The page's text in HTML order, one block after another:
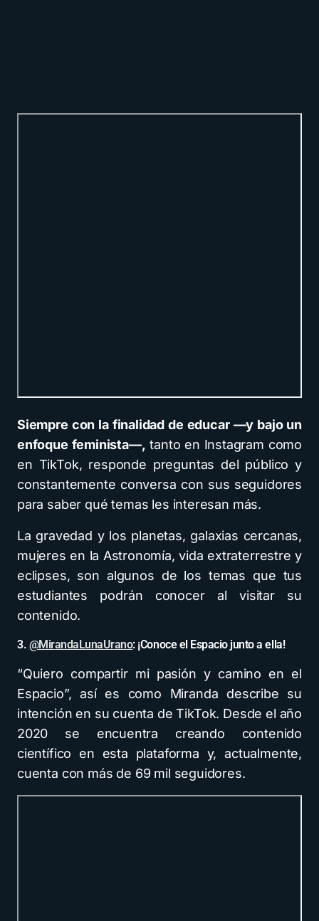
Siempre con la finalidad de educar —y bajo un
enfoque feminista—, tanto en Instagram como
en TikTok, responde preguntas del público y
constantemente conversa con sus seguidores
para saber qué temas les interesan más.
La gravedad y los planetas, galaxias cercanas,
mujeres en la Astronomía, vida extraterrestre y
eclipses, son algunos de los temas que tus
estudiantes podrán conocer al visitar su
contenido.
3. @MirandaLunaUrano: ¡Conoce el Espacio junto a ella!
“Quiero compartir mi pasión y camino en el
Espacio”, así es como Miranda describe su
intención en su cuenta de TikTok. Desde el año
2020 se encuentra creando contenido
científico en esta plataforma y, actualmente,
cuenta con más de 69 mil seguidores.